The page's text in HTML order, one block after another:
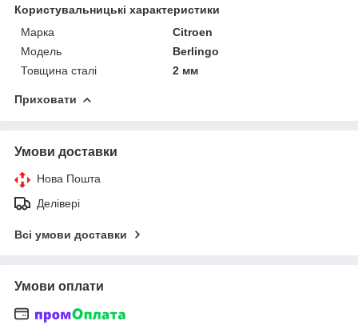
Користувальницькі характеристики
Марка
Citroen
Модель
Berlingo
Товщина сталі
2 мм
Приховати
Умови доставки
Нова Пошта
Делівері
Всі умови доставки
Умови оплати